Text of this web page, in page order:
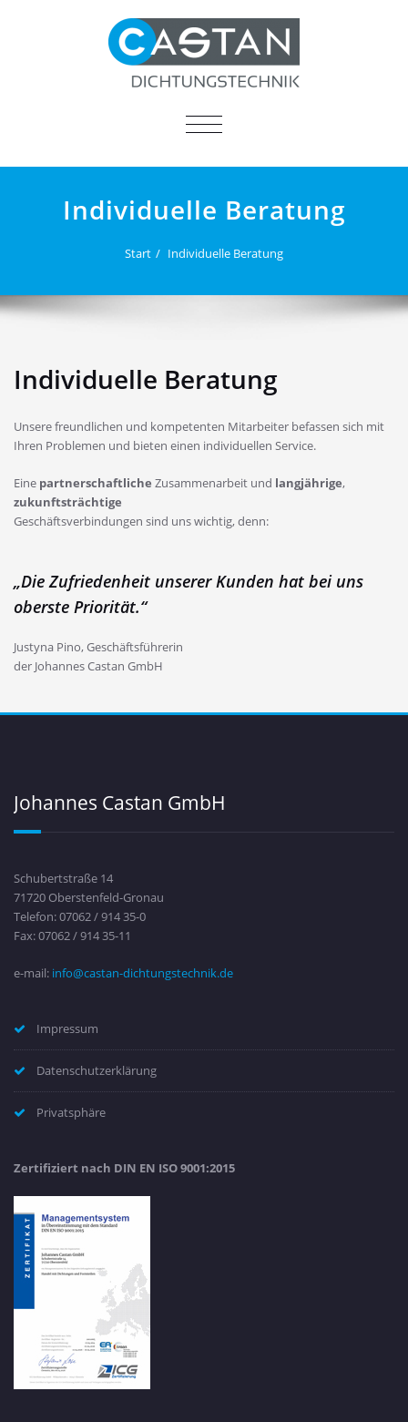
NAVIGATION
Individuelle Beratung
Start Individuelle Beratung
Individuelle Beratung
Unsere freundlichen und kompetenten Mitarbeiter befassen sich mit
Ihren Problemen und bieten einen individuellen Service.
Eine partnerschaftliche Zusammenarbeit und langjährige,
zukunftsträchtige
Geschäftsverbindungen sind uns wichtig, denn:
„Die Zufriedenheit unserer Kunden hat bei uns
oberste Priorität.“
Justyna Pino, Geschäftsführerin
der Johannes Castan GmbH
Johannes Castan GmbH
Schubertstraße 14
71720 Oberstenfeld-Gronau
Telefon: 07062 / 914 35-0
Fax: 07062 / 914 35-11
e-mail: info@castan-dichtungstechnik.de
Impressum
Datenschutzerklärung
Privatsphäre
Zertifiziert nach DIN EN ISO 9001:2015